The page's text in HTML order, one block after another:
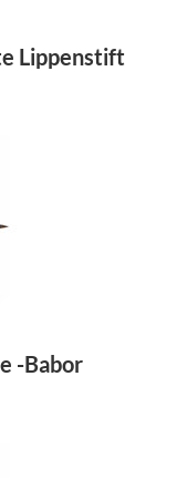
Lippenstift
-Babor